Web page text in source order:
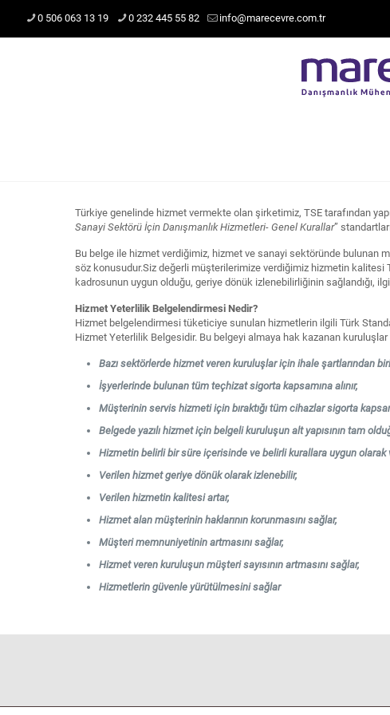
0 506 063 13 19 0 232 445 55 82 info@marecevre.com.tr
Türkiye genelinde hizmet vermekte olan şirketimiz, TSE tarafından
Sanayi Sektörü İçin Danışmanlık Hizmetleri- Genel Kurallar”
Bu belge ile hizmet verdiğimiz, hizmet ve sanayi sektöründe bulunan
söz konusudur.Siz değerli müşterilerimize verdiğimiz hizmetin kalitesi
kadrosunun uygun olduğu, geriye dönük izlenebilirliğinin sağlandığı,
Hizmet Yeterlilik Belgelendirmesi Nedir?
Hizmet belgelendirmesi tüketiciye sunulan hizmetlerin ilgili Türk
Hizmet Yeterlilik Belgesidir. Bu belgeyi almaya hak kazanan kuruluşlar
Bazı sektörlerde hizmet veren kuruluşlar için ihale şartlarından
İşyerlerinde bulunan tüm teçhizat sigorta kapsamına alınır,
Müşterinin servis hizmeti için bıraktığı tüm cihazlar sigorta
Belgede yazılı hizmet için belgeli kuruluşun alt yapısının tam
Hizmetin belirli bir süre içerisinde ve belirli kurallara uygun olarak
Verilen hizmet geriye dönük olarak izlenebilir,
Verilen hizmetin kalitesi artar,
Hizmet alan müşterinin haklarının korunmasını sağlar,
Müşteri memnuniyetinin artmasını sağlar,
Hizmet veren kuruluşun müşteri sayısının artmasını sağlar,
Hizmetlerin güvenle yürütülmesini sağlar